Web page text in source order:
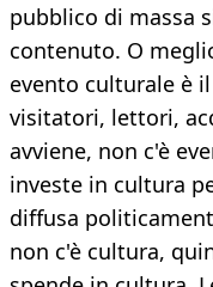
pubblico di massa
contenuto. O
evento culturale è
visitatori, lettori,
avviene, non c'è
investe in cultura
diffusa
non c'è cultura,